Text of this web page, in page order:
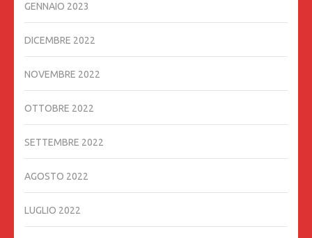
GENNAIO 2023
DICEMBRE 2022
NOVEMBRE 2022
OTTOBRE 2022
SETTEMBRE 2022
AGOSTO 2022
LUGLIO 2022